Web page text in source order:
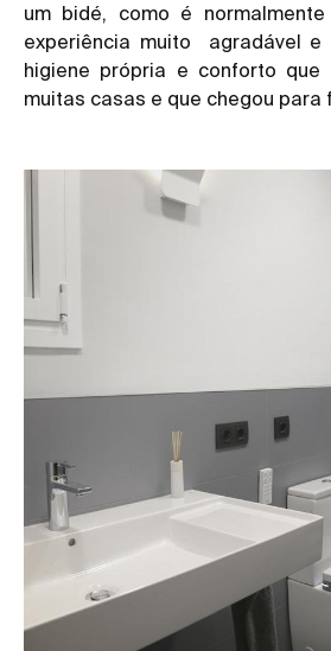
um bidé, como é
experiência muito agradável e
higiene própria e conforto que
muitas casas e que chegou para